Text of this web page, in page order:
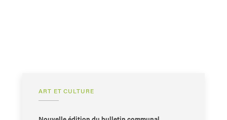
ART ET CULTURE